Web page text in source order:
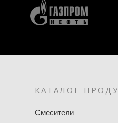
КАТАЛОГ
Смесители